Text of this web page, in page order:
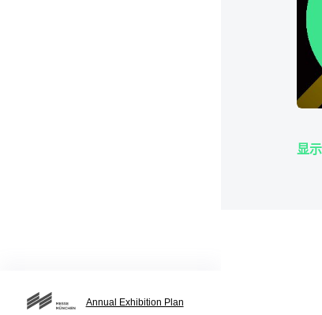
Annual Exhibition Plan
显